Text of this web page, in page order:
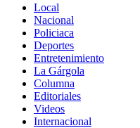
Local
Nacional
Policiaca
Deportes
Entretenimiento
La Gárgola
Columna
Editoriales
Videos
Internacional